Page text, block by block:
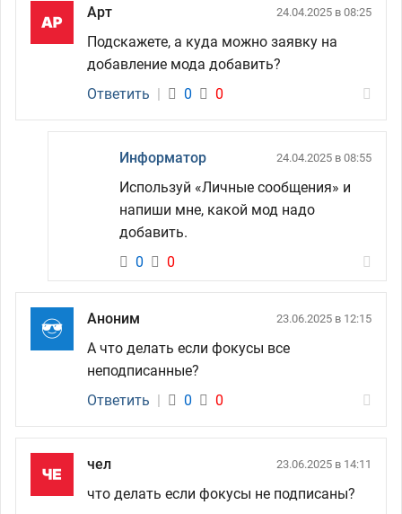
Арт 24.04.2025 в 08:25
Подскажете, а куда можно заявку на
добавление мода добавить?
Ответить
0 0
Информатор 24.04.2025 в 08:55
Используй «Личные сообщения» и
напиши мне, какой мод надо
добавить.
0
0
Аноним 23.06.2025 в 12:15
А что делать если фокусы все
неподписанные?
Ответить
0 0
чел 23.06.2025 в 14:11
что делать если фокусы не подписаны?